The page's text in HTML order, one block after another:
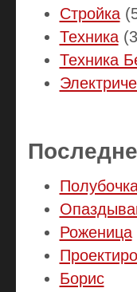
Стройка
Техника
Техника
Роженица
Борис